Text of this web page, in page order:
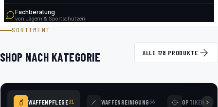
Fachberatung
von Jägern & Sportschützen
SORTIMENT
SHOP NACH KATEGORIE ALLE 178 PRODUKTE
WAFFENPFLEGE31 WAFFENREINIGUNG36 OPTIKEN 77